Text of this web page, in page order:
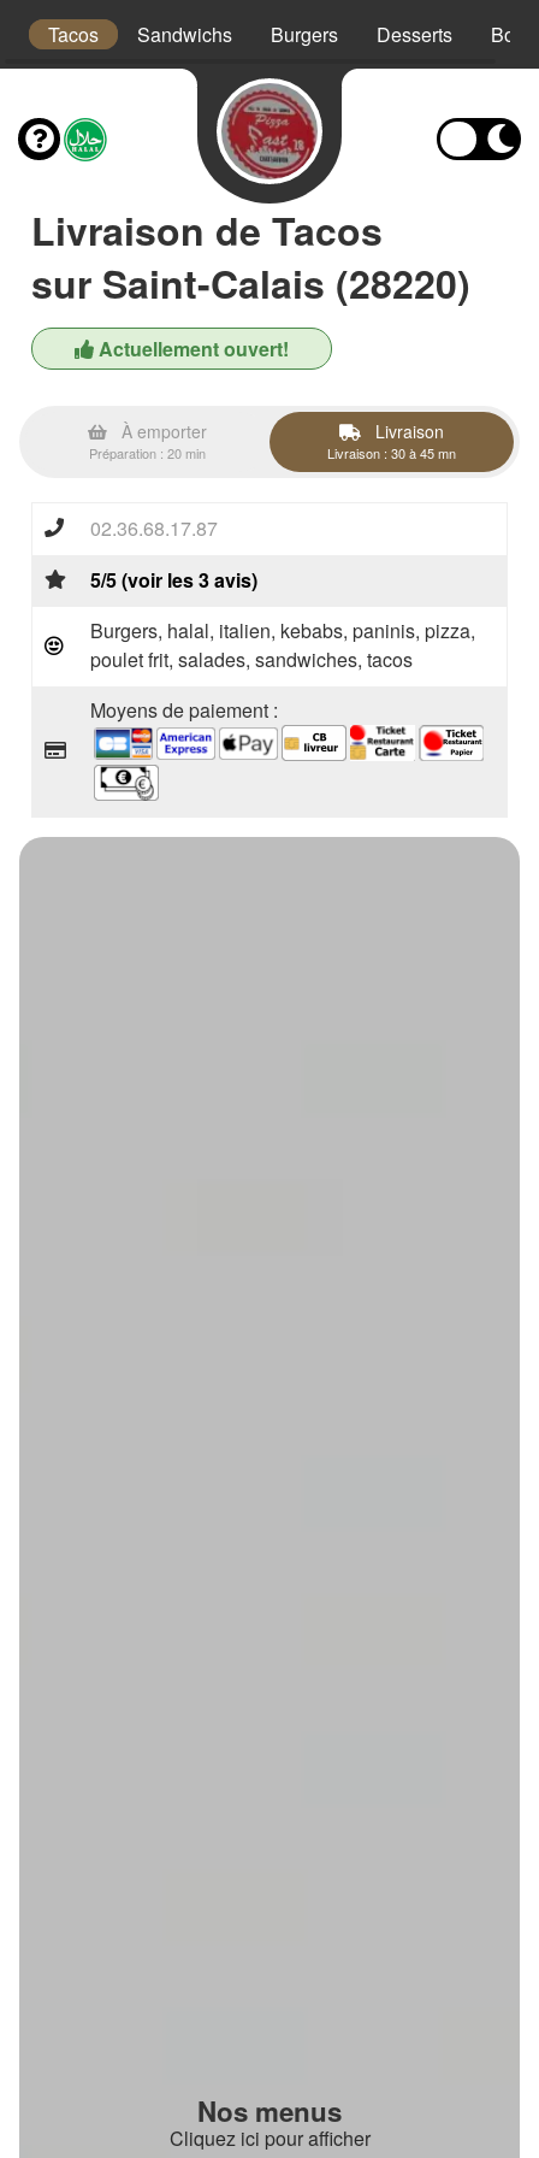
Tacos Sandwichs Burgers Desserts
Livraison de Tacos
sur Saint-Calais (28220)
Actuellement ouvert!
À emporter
Préparation : 20 min
Livraison
Livraison : 30 à 45 mn
02.36.68.17.87
5/5 (voir les 3 avis)
Burgers, halal, italien, kebabs, paninis, pizza,
poulet frit, salades, sandwiches, tacos
Moyens de paiement :
Nos menus
Cliquez ici pour afficher